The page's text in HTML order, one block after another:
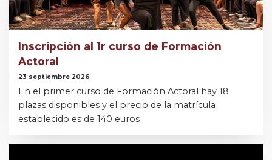
Inscripción al 1r curso de Formación
Actoral
23 septiembre 2026
En el primer curso de Formación Actoral hay 18
plazas disponibles y el precio de la matrícula
establecido es de 140 euros